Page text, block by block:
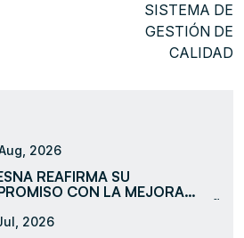
SISTEMA DE
GESTIÓN DE
CALIDAD
2026
REAFIRMA SU
CON LA MEJORA
AL REVISAR EL DESEMPEÑO
PROCESOS Y SERVICIOS DEL
2026